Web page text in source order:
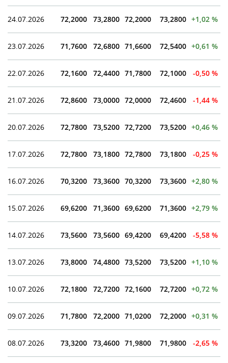
24.07.2026 72,2000 73,2800 72,2000 73,2800 +1,02 %
23.07.2026 71,7600 72,6800 71,6600 72,5400 +0,61 %
22.07.2026 72,1600 72,4400 71,7800 72,1000 -0,50 %
21.07.2026 72,8600 73,0000 72,0000 72,4600 -1,44 %
20.07.2026 72,7800 73,5200 72,7200 73,5200 +0,46 %
17.07.2026 72,7800 73,1800 72,7800 73,1800 -0,25 %
16.07.2026 70,3200 73,3600 70,3200 73,3600 +2,80 %
15.07.2026 69,6200 71,3600 69,6200 71,3600 +2,79 %
14.07.2026 73,5600 73,5600 69,4200 69,4200 -5,58 %
13.07.2026 73,8000 74,4800 73,5200 73,5200 +1,10 %
10.07.2026 72,1800 72,7200 72,1600 72,7200 +0,72 %
09.07.2026 71,7800 72,2000 71,0200 72,2000 +0,31 %
08.07.2026 73,3200 73,4600 71,9800 71,9800 -2,65 %